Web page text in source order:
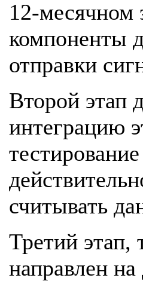
12-месячном
компоненты
отправки
Второй этап
интеграцию
считывать
Третий этап,
направлен на